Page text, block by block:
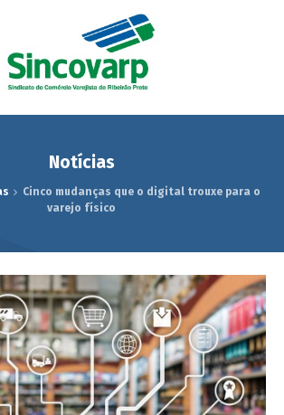
Notícias
Cinco mudanças que o digital trouxe para o
varejo físico